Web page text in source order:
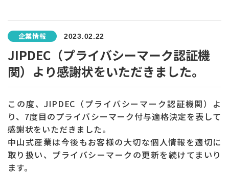
企業情報 2023.02.22
JIPDEC（プライバシーマーク認証機
関）より感謝状をいただきました。
この度、JIPDEC（プライバシーマーク認証機関）よ
り、7度目のプライバシーマーク付与適格決定を表して
感謝状をいただきました。
中山式産業は今後もお客様の大切な個人情報を適切に
取り扱い、プライバシーマークの更新を続けてまいり
ます。